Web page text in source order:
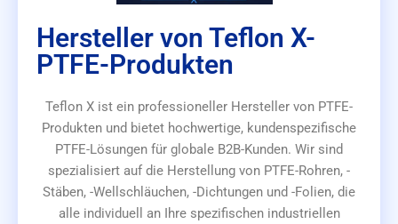
Hersteller von Teflon X-
PTFE-Produkten
Teflon X ist ein professioneller Hersteller von PTFE-
Produkten und bietet hochwertige, kundenspezifische
PTFE-Lösungen für globale B2B-Kunden. Wir sind
spezialisiert auf die Herstellung von PTFE-Rohren, -
Stäben, -Wellschläuchen, -Dichtungen und -Folien, die
alle individuell an Ihre spezifischen industriellen